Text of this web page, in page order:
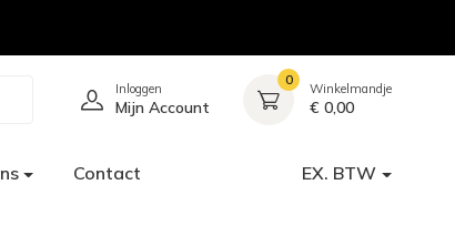
Inloggen
Mijn Account
0
Winkelmandje
€ 0,00
Contact EX. BTW